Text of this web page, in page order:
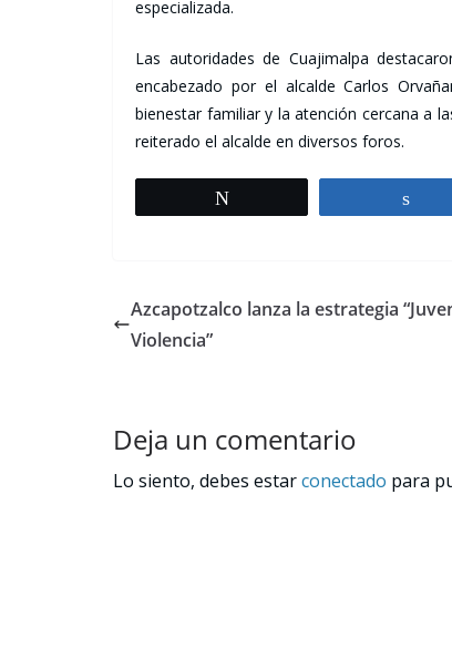
especializada.
Las autoridades de Cuajimalpa
encabezado por el alcalde Carlos
bienestar familiar y la atención cercana a
reiterado el alcalde en diversos foros.
Azcapotzalco lanza la estrategia
Violencia”
Deja un comentario
Lo siento, debes estarconectado para